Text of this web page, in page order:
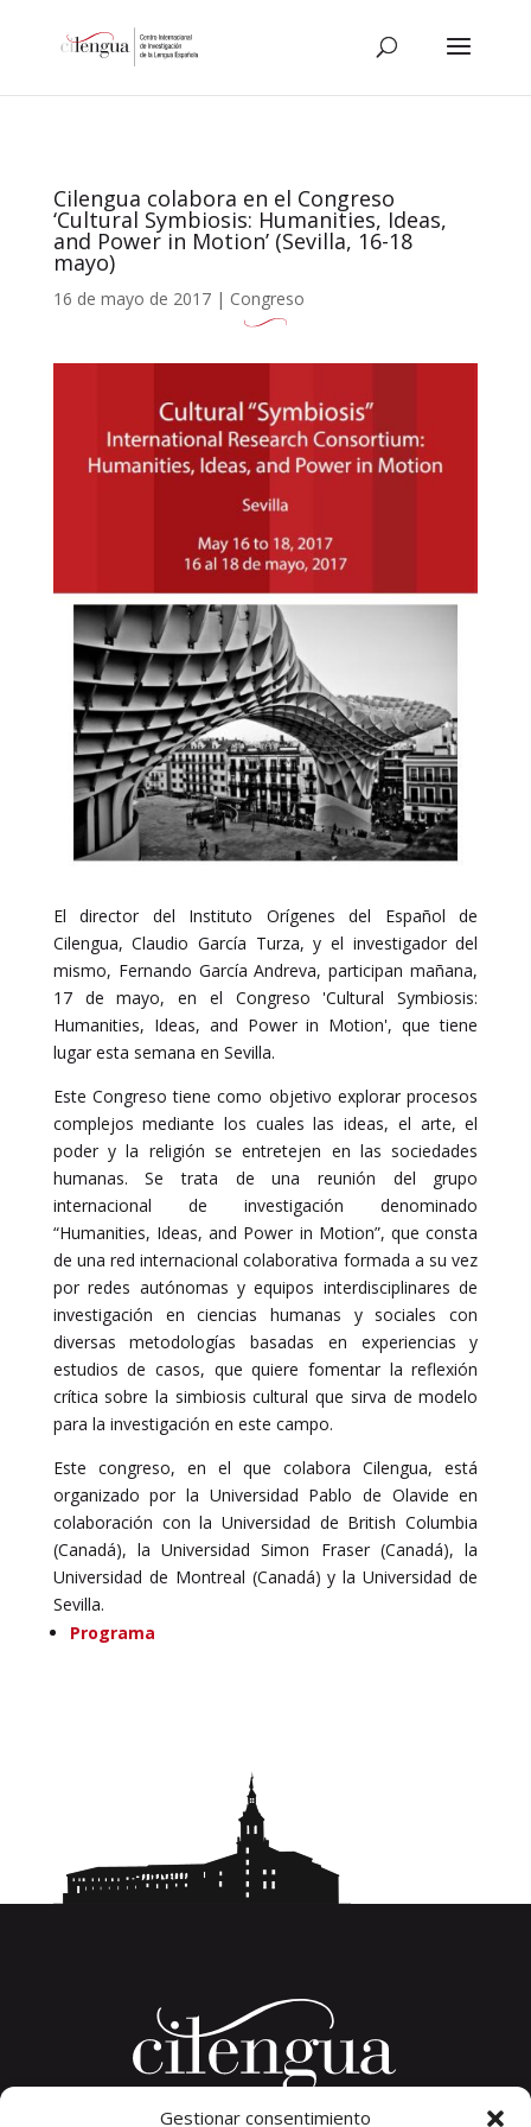
Gestionar consentimiento
Cilengua colabora en el Congreso
‘Cultural Symbiosis: Humanities, Ideas,
and Power in Motion’ (Sevilla, 16-18
mayo)
16 de mayo de 2017| Congreso
El director del Instituto Orígenes del Español de
Cilengua, Claudio García Turza, y el investigador del
mismo, Fernando García Andreva, participan mañana,
17 de mayo, en el Congreso 'Cultural Symbiosis:
Humanities, Ideas, and Power in Motion', que tiene
lugar esta semana en Sevilla.
Este Congreso tiene como objetivo explorar procesos
complejos mediante los cuales las ideas, el arte, el
poder y la religión se entretejen en las sociedades
humanas. Se trata de una reunión del grupo
internacional de investigación denominado
“Humanities, Ideas, and Power in Motion”, que consta
de una red internacional colaborativa formada a su vez
por redes autónomas y equipos interdisciplinares de
investigación en ciencias humanas y sociales con
diversas metodologías basadas en experiencias y
estudios de casos, que quiere fomentar la reflexión
crítica sobre la simbiosis cultural que sirva de modelo
para la investigación en este campo.
Este congreso, en el que colabora Cilengua, está
organizado por la Universidad Pablo de Olavide en
colaboración con la Universidad de British Columbia
(Canadá), la Universidad Simon Fraser (Canadá), la
Universidad de Montreal (Canadá) y la Universidad de
Sevilla.
Programa